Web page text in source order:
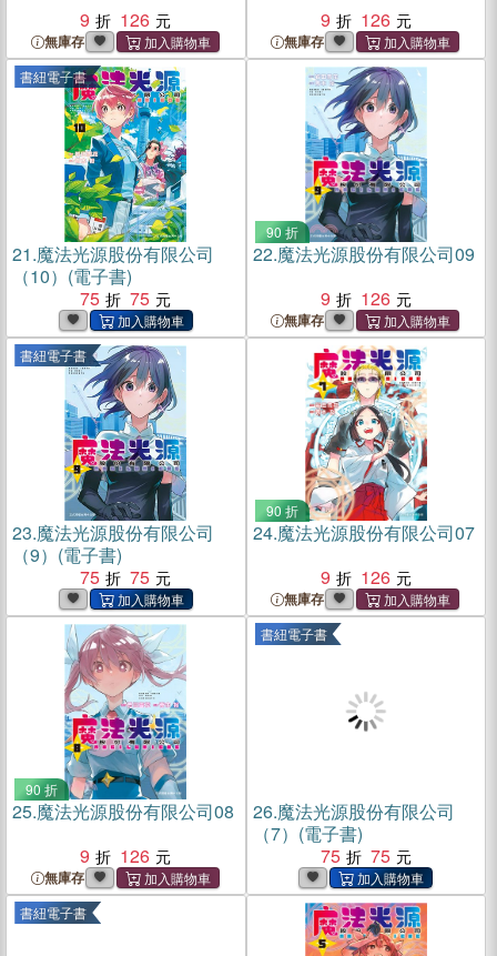
9 126
無庫存
9 126
無庫存
書紐電子書
21.魔法光源股份有限公司
（10）(電子書)
75
75
90 折
22.魔法光源股份有限公司09
9
126
無庫存
書紐電子書
23.魔法光源股份有限公司
（9）(電子書)
75
75
90 折
24.魔法光源股份有限公司07
9
126
無庫存
90 折
25.魔法光源股份有限公司08
9
126
無庫存
書紐電子書
26.魔法光源股份有限公司
（7）(電子書)
75
75
書紐電子書